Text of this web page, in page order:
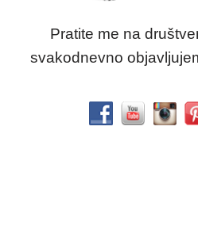
Pratite me na
svakodnevno